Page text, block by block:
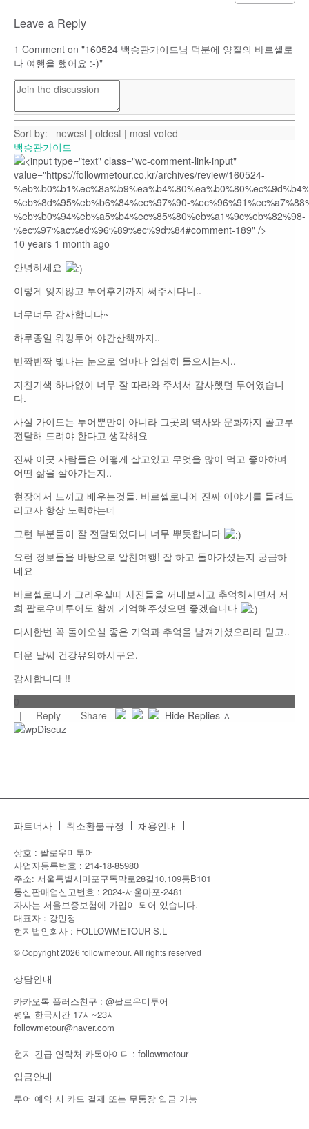
Leave a Reply
1 Comment on "160524 백승관가이드님 덕분에 양질의 바르셀로
나 여행을 했어요 :-)"
Sort by: newest | oldest | most voted
백승관가이드
10 years 1 month ago
안녕하세요
이렇게 잊지않고 투어후기까지 써주시다니..
너무너무 감사합니다~
하루종일 워킹투어 야간산책까지..
반짝반짝 빛나는 눈으로 얼마나 열심히 들으시는지..
지친기색 하나없이 너무 잘 따라와 주셔서 감사했던 투어였습니
다.
사실 가이드는 투어뿐만이 아니라 그곳의 역사와 문화까지 골고루
전달해 드려야 한다고 생각해요
진짜 이곳 사람들은 어떻게 살고있고 무엇을 많이 먹고 좋아하며
어떤 삶을 살아가는지..
현장에서 느끼고 배우는것들, 바르셀로나에 진짜 이야기를 들려드
리고자 항상 노력하는데
그런 부분들이 잘 전달되었다니 너무 뿌듯합니다
요런 정보들을 바탕으로 알찬여행! 잘 하고 돌아가셨는지 궁금하
네요
바르셀로나가 그리우실때 사진들을 꺼내보시고 추억하시면서 저
희 팔로우미투어도 함께 기억해주셨으면 좋겠습니다
다시한번 꼭 돌아오실 좋은 기억과 추억을 남겨가셨으리라 믿고..
더운 날씨 건강유의하시구요.
감사합니다 !!
|
Reply - Share Hide Replies ∧
파트너사 취소환불규정 채용안내
상호 : 팔로우미투어
사업자등록번호 : 214-18-85980
주소: 서울특별시마포구독막로28길10,109동B101
통신판매업신고번호 : 2024-서울마포-2481
자사는 서울보증보험에 가입이 되어 있습니다.
대표자 : 강민정
현지법인회사 : FOLLOWMETOUR S.L
© Copyright 2026 followmetour. All rights reserved
상담안내
카카오톡 플러스친구 : @팔로우미투어
평일 한국시간 17시~23시
followmetour@naver.com
현지 긴급 연락처 카톡아이디 : followmetour
입금안내
투어 예약 시 카드 결제 또는 무통장 입금 가능